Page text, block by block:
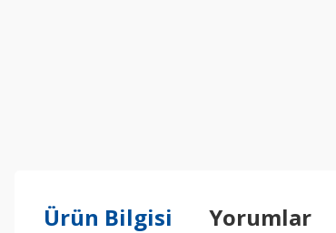
Ürün Bilgisi Yorumlar